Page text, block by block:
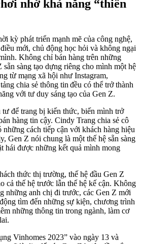
nhờ khả năng “thiên
kỳ phát triển mạnh mẽ của công nghệ,
mới, chủ động học hỏi và không ngại
Không chỉ bán hàng trên những
sàng tạo dựng riêng cho mình một hệ
từ mạng xã hội như Instagram,
chia sẻ thông tin đều có thể trở thành
với tư duy sáng tạo của Gen Z.
tư để trang bị kiến thức, biến mình trở
hàng tin cậy. Cindy Trang chia sẻ cô
những cách tiếp cận với khách hàng hiệu
Gen Z nói chung là một thế hệ sẵn sàng
hái được những kết quả mình mong
thức thị trường, thế hệ đầu Gen Z
cả thế hệ trước lẫn thế hệ kế cận. Không
những anh chị đi trước, các Gen Z mới
tìm đến những sự kiện, chương trình
những thông tin trong ngành, làm cơ
Vinhomes 2023” vào ngày 13 và